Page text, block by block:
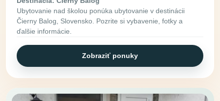
Ubytovanie nad školou ponúka ubytovanie v destinácii
Čierny Balog, Slovensko. Pozrite si vybavenie, fotky a
ďalšie informácie.
Zobraziť ponuky